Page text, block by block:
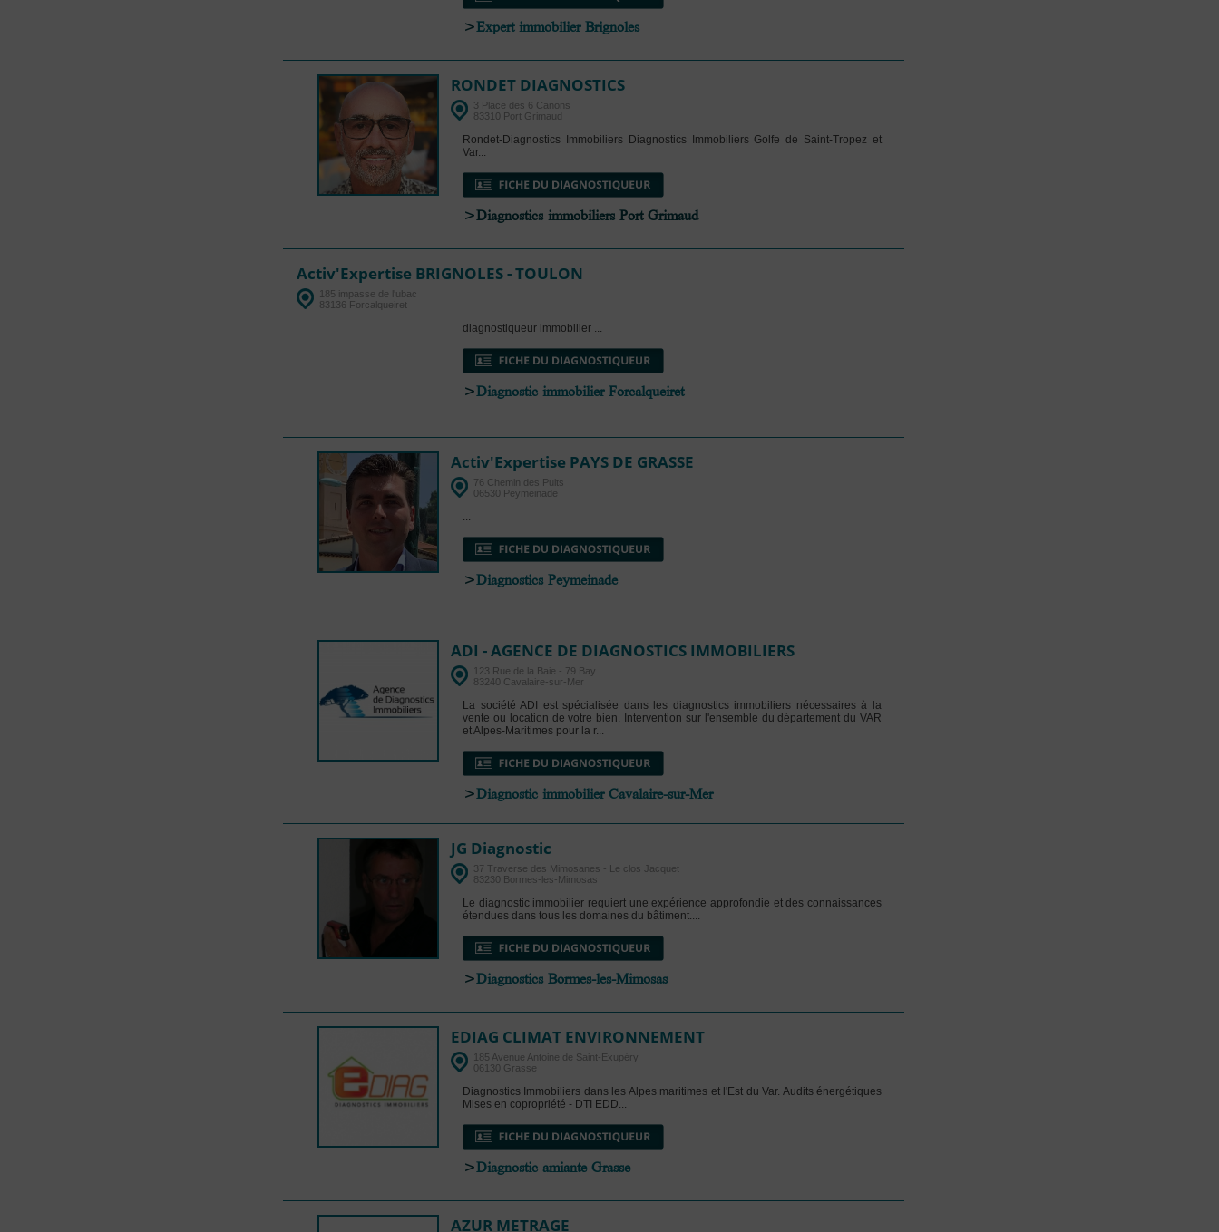
>Expert immobilier Brignoles
RONDET DIAGNOSTICS
3 Place des 6 Canons
83310 Port Grimaud
Rondet-Diagnostics Immobiliers Diagnostics Immobiliers Golfe de Saint-Tropez et
Var...
>Diagnostics immobiliers Port Grimaud
Activ'Expertise BRIGNOLES - TOULON
185 impasse de l'ubac
83136 Forcalqueiret
diagnostiqueur immobilier ...
>Diagnostic immobilier Forcalqueiret
Activ'Expertise PAYS DE GRASSE
76 Chemin des Puits
06530 Peymeinade
...
>Diagnostics Peymeinade
ADI - AGENCE DE DIAGNOSTICS IMMOBILIERS
123 Rue de la Baie - 79 Bay
83240 Cavalaire-sur-Mer
La société ADI est spécialisée dans les diagnostics immobiliers nécessaires à la
vente ou location de votre bien. Intervention sur l'ensemble du département du VAR
et Alpes-Maritimes pour la r...
>Diagnostic immobilier Cavalaire-sur-Mer
JG Diagnostic
37 Traverse des Mimosanes - Le clos Jacquet
83230 Bormes-les-Mimosas
Le diagnostic immobilier requiert une expérience approfondie et des connaissances
étendues dans tous les domaines du bâtiment....
>Diagnostics Bormes-les-Mimosas
EDIAG CLIMAT ENVIRONNEMENT
185 Avenue Antoine de Saint-Exupéry
06130 Grasse
Diagnostics Immobiliers dans les Alpes maritimes et l'Est du Var. Audits énergétiques
Mises en copropriété - DTI EDD...
>Diagnostic amiante Grasse
AZUR METRAGE